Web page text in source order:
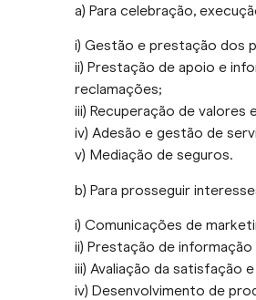
a) Para celebração,
i) Gestão e prestação dos
ii) Prestação de apoio e
reclamações;
iii) Recuperação de valores
iv) Adesão e gestão de
v) Mediação de seguros.
b) Para prosseguir
i) Comunicações de
ii) Prestação de
iii) Avaliação da satisfação
iv) Desenvolvimento de